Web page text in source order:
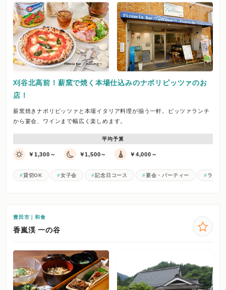
刈谷北高前！薪窯で焼く本場仕込みのナポリピッツァのお
店！
薪窯焼きナポリピッツァと本場イタリア料理が揃う一軒。ピッツァランチ
から宴会、ワインまで幅広く楽しめます。
平均予算
￥1,300～ ￥1,500～ ￥4,000～
貸切OK 女子会 記念日コース 宴会・パーティー ランチ
豊田市｜和食
香嵐渓 一の谷